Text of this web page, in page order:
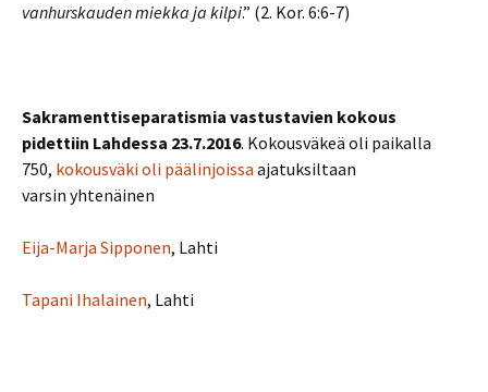
vanhurskauden miekka ja kilpi.” (2. Kor. 6:6-7)
Sakramenttiseparatismia vastustavien kokous
pidettiin Lahdessa 23.7.2016. Kokousväkeä oli paikalla
750, kokousväki oli päälinjoissa ajatuksiltaan
varsin yhtenäinen
Eija-Marja Sipponen, Lahti
Tapani Ihalainen, Lahti